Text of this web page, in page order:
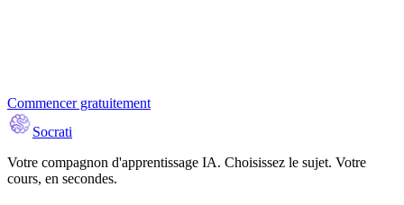
Commencer gratuitement
Socrati
Votre compagnon d'apprentissage IA. Choisissez le sujet. Votre
cours, en secondes.